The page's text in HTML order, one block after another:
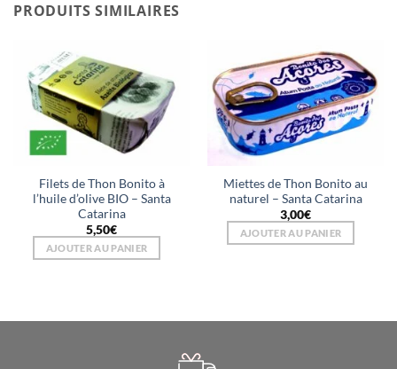
PRODUITS SIMILAIRES
Filets de Thon Bonito à
l’huile d’olive BIO – Santa
Catarina
5,50€
AJOUTER AU PANIER
Miettes de Thon Bonito au
naturel – Santa Catarina
3,00€
AJOUTER AU PANIER